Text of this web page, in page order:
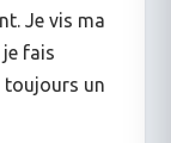
Je vis ma
fais
toujours un